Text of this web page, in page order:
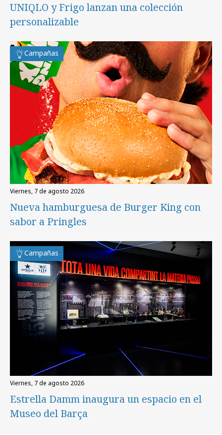
UNIQLO y Frigo lanzan una colección
personalizable
Campañas
viernes, 7 de agosto 2026
Nueva hamburguesa de Burger King con
sabor a Pringles
Campañas
viernes, 7 de agosto 2026
Estrella Damm inaugura un espacio en el
Museo del Barça